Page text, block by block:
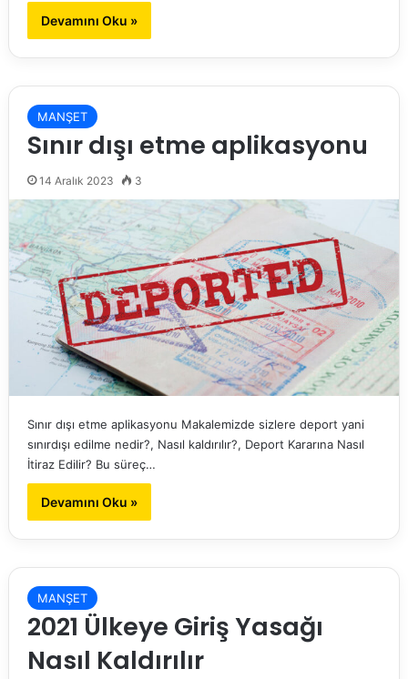
Devamını Oku »
MANŞET
Sınır dışı etme aplikasyonu
14 Aralık 2023 3
Sınır dışı etme aplikasyonu Makalemizde sizlere deport yani
sınırdışı edilme nedir?, Nasıl kaldırılır?, Deport Kararına Nasıl
İtiraz Edilir? Bu süreç…
Devamını Oku »
MANŞET
2021 Ülkeye Giriş Yasağı
Nasıl Kaldırılır